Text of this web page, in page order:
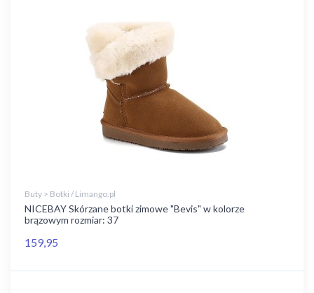
Buty > Botki / Limango.pl
NICEBAY Skórzane botki zimowe "Bevis" w kolorze
brązowym rozmiar: 37
159,95